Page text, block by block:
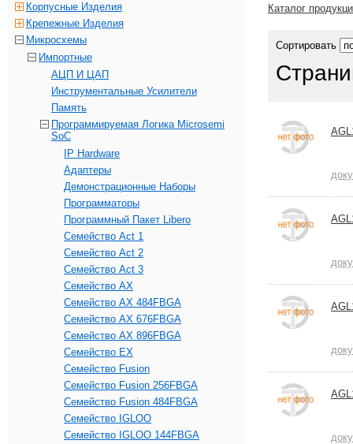
Каталог
Сортировать
Корпусные Изделия
Крепежные Изделия
Микросхемы
Импортные
АЦП И ЦАП
Инструментальные Усилители
Память
Программируемая Логика Microsemi
SoC
IP Hardware
Адаптеры
Демонстрационные Наборы
Программаторы
Программный Пакет Libero
Семейство Act 1
Семейство Act 2
Семейство Act 3
Семейство AX
Семейство AX 484FBGA
Семейство AX 676FBGA
Семейство AX 896FBGA
Семейство EX
Семейство Fusion
Семейство Fusion 256FBGA
Семейство Fusion 484FBGA
Семейство IGLOO
Семейство IGLOO 144FBGA